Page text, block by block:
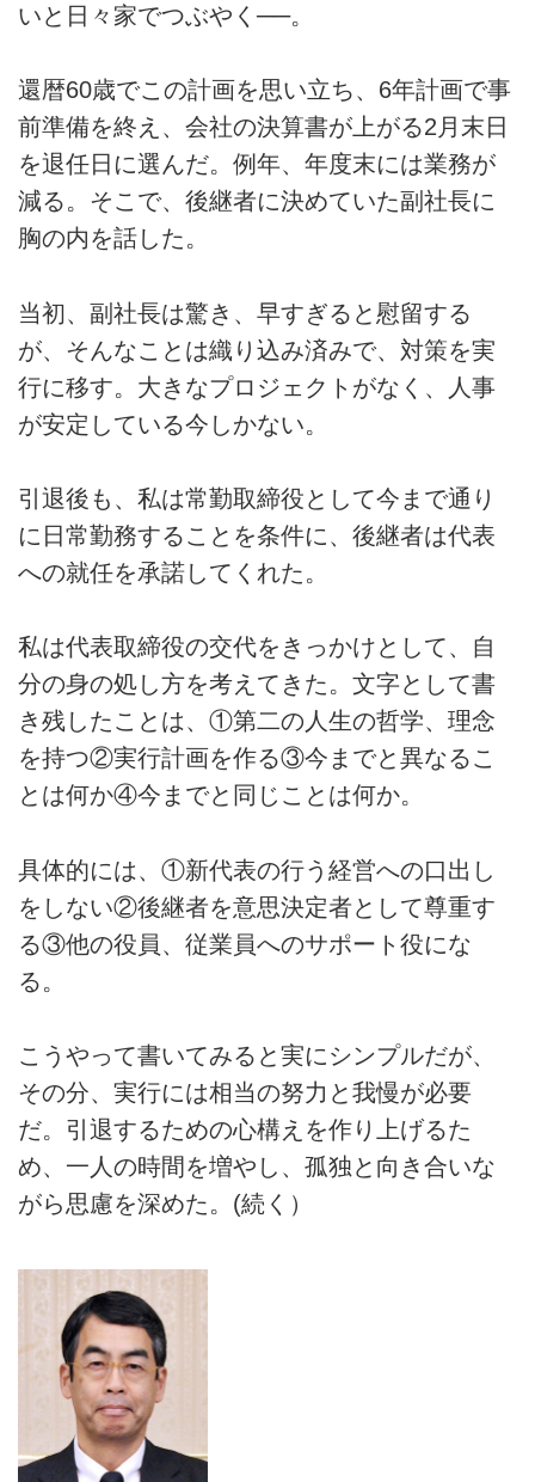
いと日々家でつぶやく──。
還暦60歳でこの計画を思い立ち、6年計画で事
前準備を終え、会社の決算書が上がる2月末日
を退任日に選んだ。例年、年度末には業務が
減る。そこで、後継者に決めていた副社長に
胸の内を話した。
当初、副社長は驚き、早すぎると慰留する
が、そんなことは織り込み済みで、対策を実
行に移す。大きなプロジェクトがなく、人事
が安定している今しかない。
引退後も、私は常勤取締役として今まで通り
に日常勤務することを条件に、後継者は代表
への就任を承諾してくれた。
私は代表取締役の交代をきっかけとして、自
分の身の処し方を考えてきた。文字として書
き残したことは、①第二の人生の哲学、理念
を持つ②実行計画を作る③今までと異なるこ
とは何か④今までと同じことは何か。
具体的には、①新代表の行う経営への口出し
をしない②後継者を意思決定者として尊重す
る③他の役員、従業員へのサポート役にな
る。
こうやって書いてみると実にシンプルだが、
その分、実行には相当の努力と我慢が必要
だ。引退するための心構えを作り上げるた
め、一人の時間を増やし、孤独と向き合いな
がら思慮を深めた。(続く）